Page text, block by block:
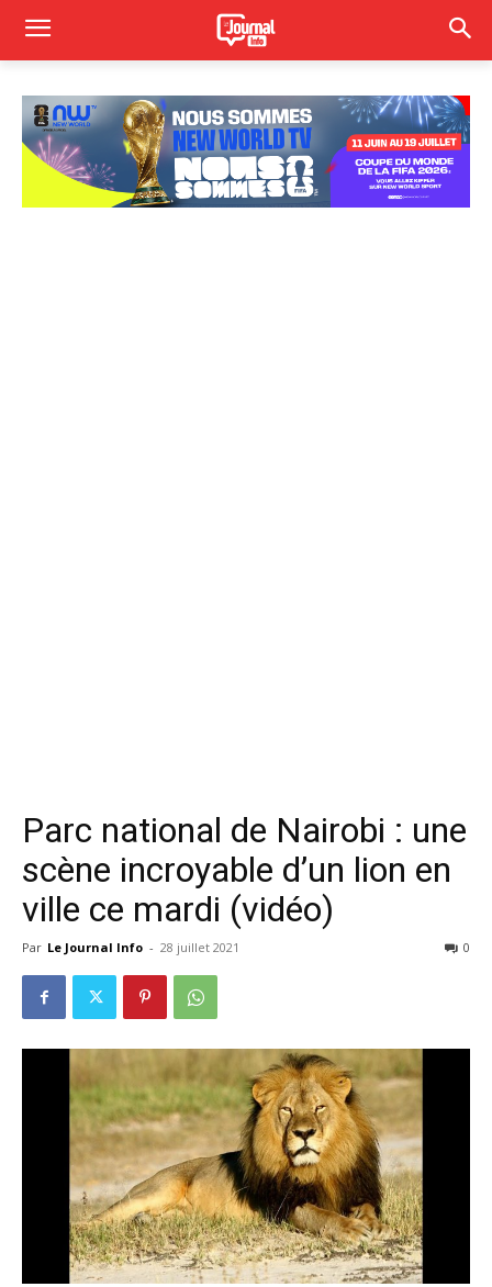
Parc national de Nairobi : une
scène incroyable d’un lion en
ville ce mardi (vidéo)
Par Le Journal Info - 28 juillet 2021 0